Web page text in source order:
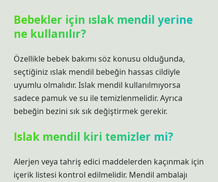
Bebekler için ıslak mendil yerine
ne kullanılır?
Özellikle bebek bakımı söz konusu olduğunda,
seçtiğiniz ıslak mendil bebeğin hassas cildiyle
uyumlu olmalıdır. Islak mendil kullanılmıyorsa
sadece pamuk ve su ile temizlenmelidir. Ayrıca
bebeğin bezini sık sık değiştirmek gerekir.
Islak mendil kiri temizler mi?
Alerjen veya tahriş edici maddelerden kaçınmak için
içerik listesi kontrol edilmelidir. Mendil ambalajı